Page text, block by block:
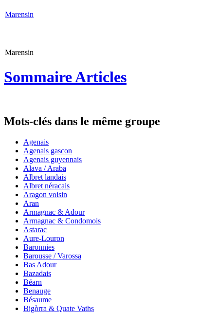
Marensin
Marensin
Sommaire Articles
Mots-clés dans le même groupe
Agenais
Agenais gascon
Agenais guyennais
Alava / Araba
Albret landais
Albret néracais
Aragon voisin
Aran
Armagnac & Adour
Armagnac & Condomois
Astarac
Aure-Louron
Baronnies
Barousse / Varossa
Bas Adour
Bazadais
Béarn
Benauge
Bésaume
Bigòrra & Quate Vaths